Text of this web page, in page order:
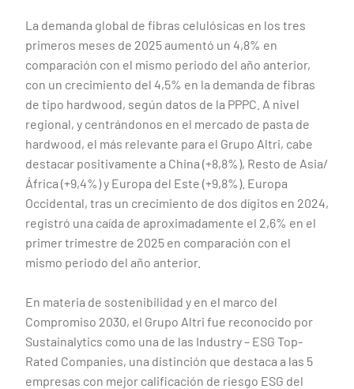
La demanda global de fibras celulósicas en los tres
primeros meses de 2025 aumentó un 4,8% en
comparación con el mismo periodo del año anterior,
con un crecimiento del 4,5% en la demanda de fibras
de tipo hardwood, según datos de la PPPC. A nivel
regional, y centrándonos en el mercado de pasta de
hardwood, el más relevante para el Grupo Altri, cabe
destacar positivamente a China (+8,8%), Resto de Asia/
África (+9,4%) y Europa del Este (+9,8%). Europa
Occidental, tras un crecimiento de dos dígitos en 2024,
registró una caída de aproximadamente el 2,6% en el
primer trimestre de 2025 en comparación con el
mismo periodo del año anterior.
En materia de sostenibilidad y en el marco del
Compromiso 2030, el Grupo Altri fue reconocido por
Sustainalytics como una de las Industry – ESG Top-
Rated Companies, una distinción que destaca a las 5
empresas con mejor calificación de riesgo ESG del